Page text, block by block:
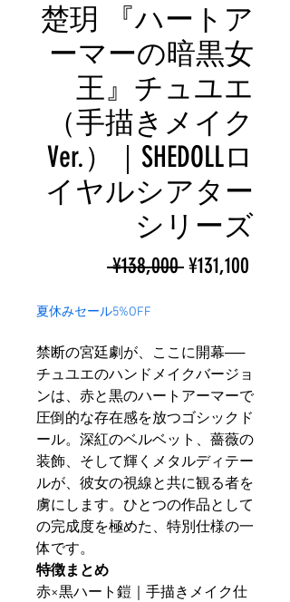
楚玥 『ハートア
ーマーの暗黒女
王』チュユエ
（手描きメイク
Ver.）｜SHEDOLLロ
イヤルシアター
シリーズ
¥138,000 ราคา
¥131,100
夏休みセール5%OFF
禁断の宮廷劇が、ここに開幕──
チュユエのハンドメイクバージョ
ンは、赤と黒のハートアーマーで
圧倒的な存在感を放つゴシックド
ール。深紅のベルベット、薔薇の
装飾、そして輝くメタルディテー
ルが、彼女の視線と共に観る者を
虜にします。ひとつの作品として
の完成度を極めた、特別仕様の一
体です。
特徴まとめ
赤×黒ハート鎧｜手描きメイク仕